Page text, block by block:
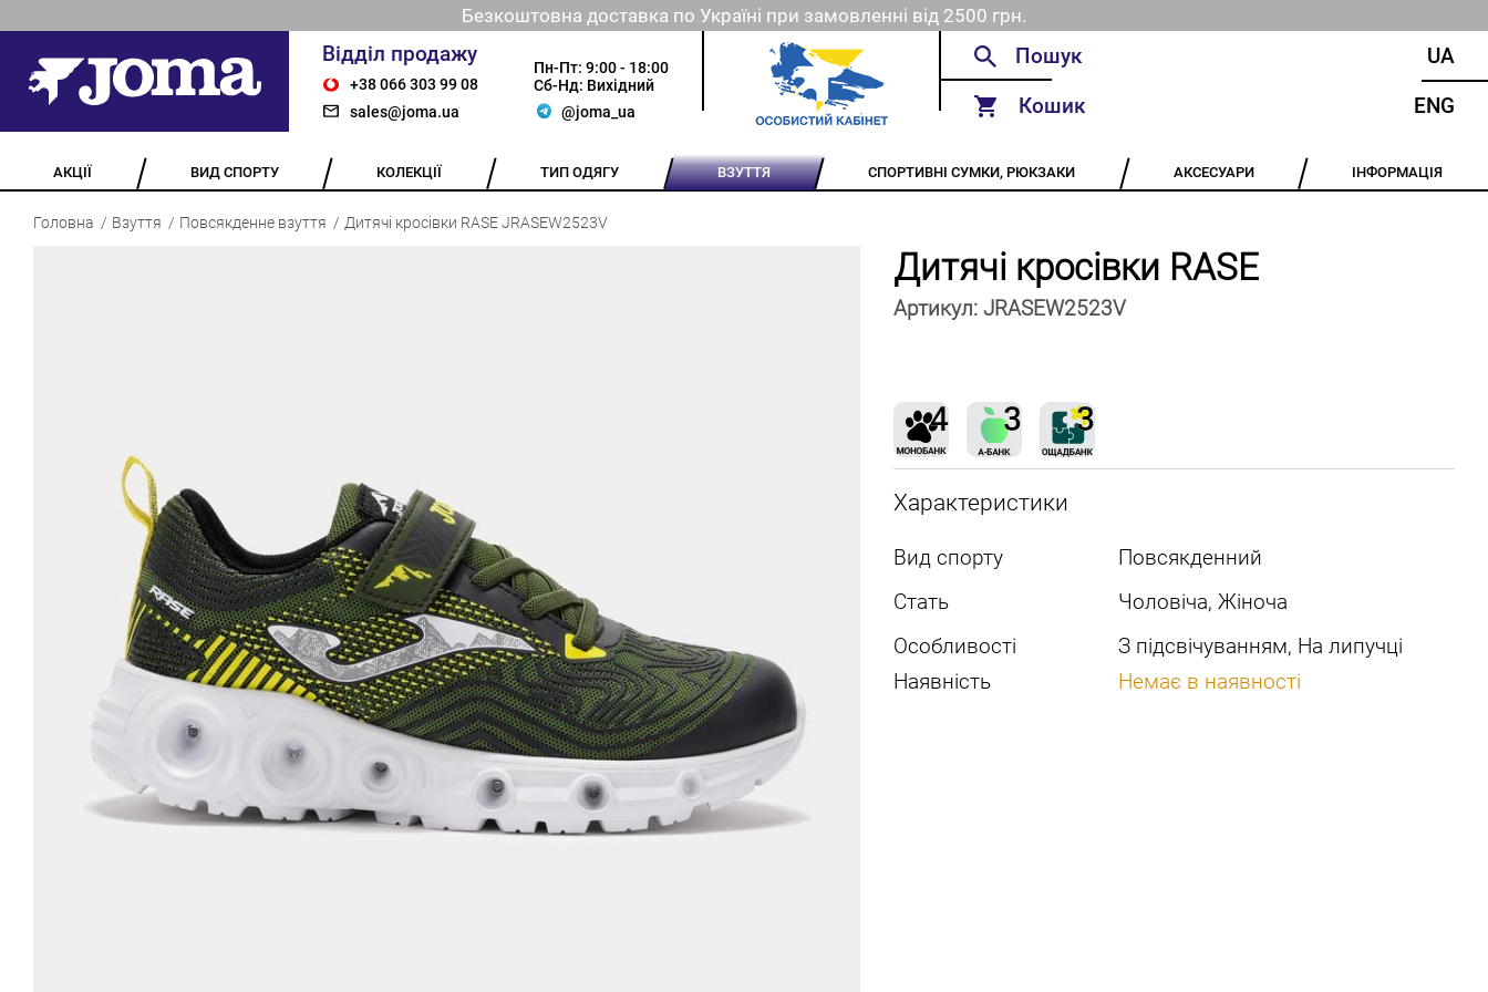
Безкоштовна доставка по Україні при замовленні від 2500 грн.
Відділ продажу
+38 066 303 99 08
sales@joma.ua
Пн-Пт: 9:00 - 18:00
Сб-Нд: Вихідний
@joma_ua
Кошик
UA
ENG
АКЦІЇ ВИД СПОРТУ КОЛЕКЦІЇ ТИП ОДЯГУ ВЗУТТЯ СПОРТИВНІ СУМКИ, РЮКЗАКИ АКСЕСУАРИ ІНФОРМАЦІЯ
Головна Взуття Повсякденне взуття Дитячі кросівки RASE JRASEW2523V
Дитячі кросівки RASE
Артикул: JRASEW2523V
Характеристики
Вид спорту
Повсякденний
Стать
Чоловіча, Жіноча
Особливості
З підсвічуванням, На липучці
Наявність
Немає в наявності